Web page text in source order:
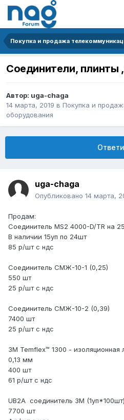
Соединители, плинты
Автор: uga-chaga
14 марта, 2019 в Покупка и
оборудования
uga-chaga
Опубликовано 14 марта,
Продам:
Соединитель MS2 4000-D/TR на
В наличии 15уп по 24шт
85 р/шт с ндс
Соединитель СМЖ-10-1 (0,25)
550 шт
25 р/шт с ндс
Соединитель СМЖ-10-2 (0,39)
7400 шт
25 р/шт с ндс
3M Temflex™ 1300 -
0,13 мм
400 шт
61 р/шт с ндс
UB2A соединитель 3М (1уп*100шт)
7700 шт